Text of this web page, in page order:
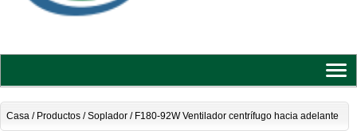
Casa/ Productos/Soplador/ F180-92W Ventilador centrífugo hacia adelante